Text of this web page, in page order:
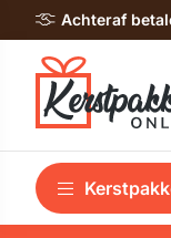
Achteraf